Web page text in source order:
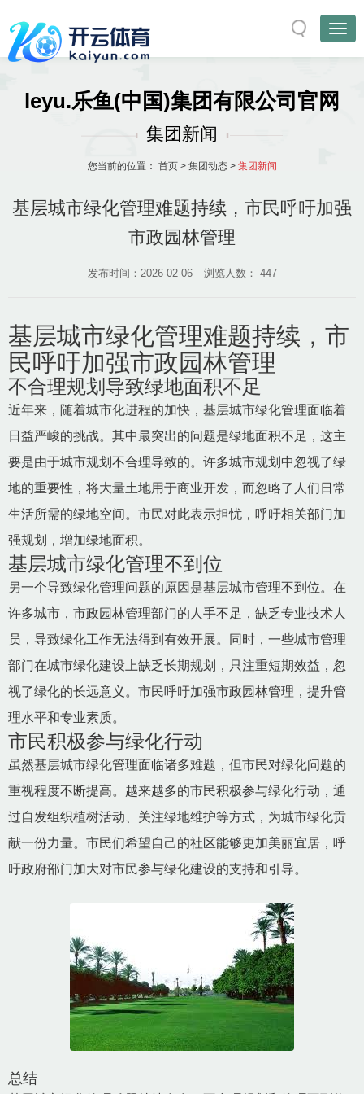
leyu.乐鱼(中国)集团有限公司官网
集团新闻
您当前的位置： 首页> 集团动态> 集团新闻
基层城市绿化管理难题持续，市民呼吁加强
市政园林管理
发布时间：2026-02-06 浏览人数： 447
基层城市绿化管理难题持续，市
民呼吁加强市政园林管理
不合理规划导致绿地面积不足
近年来，随着城市化进程的加快，基层城市绿化管理面临着
日益严峻的挑战。其中最突出的问题是绿地面积不足，这主
要是由于城市规划不合理导致的。许多城市规划中忽视了绿
地的重要性，将大量土地用于商业开发，而忽略了人们日常
生活所需的绿地空间。市民对此表示担忧，呼吁相关部门加
强规划，增加绿地面积。
基层城市绿化管理不到位
另一个导致绿化管理问题的原因是基层城市管理不到位。在
许多城市，市政园林管理部门的人手不足，缺乏专业技术人
员，导致绿化工作无法得到有效开展。同时，一些城市管理
部门在城市绿化建设上缺乏长期规划，只注重短期效益，忽
视了绿化的长远意义。市民呼吁加强市政园林管理，提升管
理水平和专业素质。
市民积极参与绿化行动
虽然基层城市绿化管理面临诸多难题，但市民对绿化问题的
重视程度不断提高。越来越多的市民积极参与绿化行动，通
过自发组织植树活动、关注绿地维护等方式，为城市绿化贡
献一份力量。市民们希望自己的社区能够更加美丽宜居，呼
吁政府部门加大对市民参与绿化建设的支持和引导。
总结